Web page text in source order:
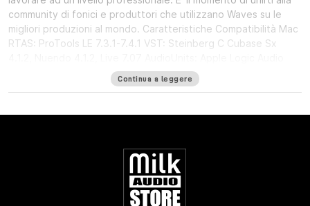
community di fonici e produttori che utilizzano Waves su le
migliori produzioni al mondo. Caratteristiche Compatibilità Mac
RTAS: ProTools LE 7.3.1-7.4.1 VST: Steinberg C Cubase Sx
8.02, Digital Performer 5.1.3-6.01 Compatibilità PC RTAS:
Digidesign, ProTools LE 7.3.1. VST: Steinberg, Cubase SX 4.1.2,
Vegas 8.0b, Audition 3, Samplitude 10, Live 7.07 Direct X:
minima 1024x768 32-bit ­ OS-X 13 PC: P4 2.8 GHz /AMD 64 o
superiori ­1GbB RAM ­ risoluzione minima 1024x768 32-bit,
Continua a leggere